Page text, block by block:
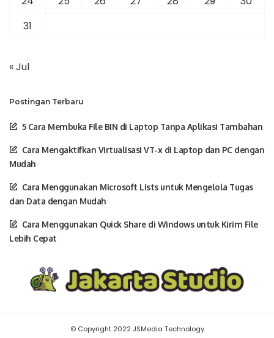
31
« Jul
Postingan Terbaru
5 Cara Membuka File BIN di Laptop Tanpa Aplikasi Tambahan
Cara Mengaktifkan Virtualisasi VT-x di Laptop dan PC dengan
Mudah
Cara Menggunakan Microsoft Lists untuk Mengelola Tugas
dan Data dengan Mudah
Cara Menggunakan Quick Share di Windows untuk Kirim File
Lebih Cepat
© Copyright 2022 JSMedia Technology